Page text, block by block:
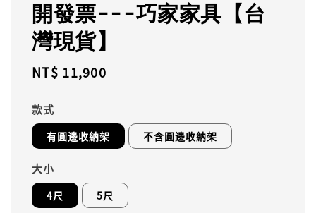
開發票---巧家家具【台
灣現貨】
Regular
NT$ 11,900
款式
有圓邊收納架 不含圓邊收納架
大小
4尺 5尺